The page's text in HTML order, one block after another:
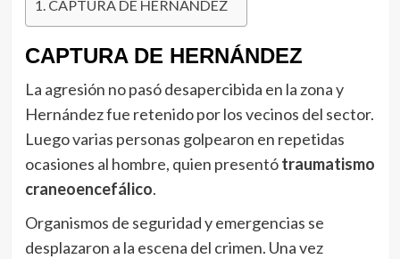
CAPTURA DE HERNÁNDEZ
CAPTURA DE HERNÁNDEZ
La agresión no pasó desapercibida en la zona y
Hernández fue retenido por los vecinos del sector.
Luego varias personas golpearon en repetidas
ocasiones al hombre, quien presentótraumatismo
craneoencefálico.
Organismos de seguridad y emergencias se
desplazaron a la escena del crimen. Una vez